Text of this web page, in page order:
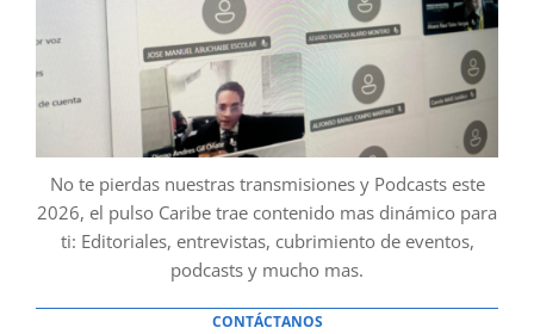
No te pierdas nuestras transmisiones y Podcasts este
2026, el pulso Caribe trae contenido mas dinámico para
ti: Editoriales, entrevistas, cubrimiento de eventos,
podcasts y mucho mas.
CONTÁCTANOS